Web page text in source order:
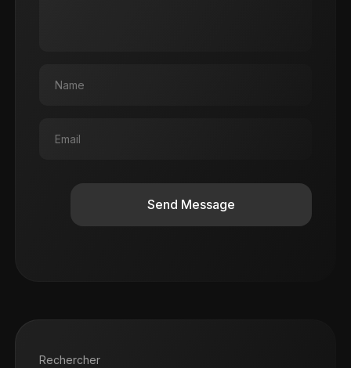
Send Message
Rechercher